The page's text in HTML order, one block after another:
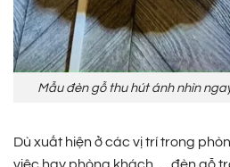
Mẫu đèn gỗ thu hút ánh nhìn
Dù xuất hiện ở các vị trí trong